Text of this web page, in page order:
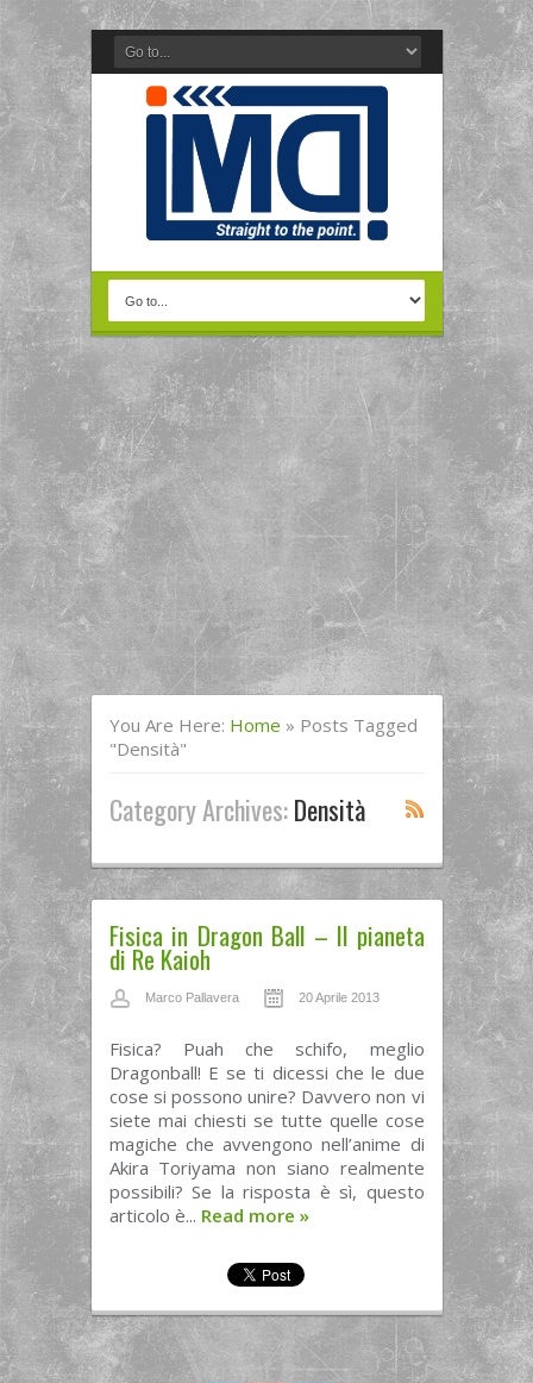
You Are Here: Home » Posts Tagged
"densità"
Category Archives:Densità
Fisica in Dragon Ball – Il pianeta
di Re Kaioh
Marco Pallavera 20 Aprile 2013
Fisica? Puah che schifo, meglio
Dragonball! E se ti dicessi che le due
cose si possono unire? Davvero non vi
siete mai chiesti se tutte quelle cose
magiche che avvengono nell’anime di
Akira Toriyama non siano realmente
possibili? Se la risposta è sì, questo
articolo è... Read more »